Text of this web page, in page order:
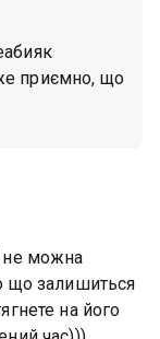
приємно, що
не можна
що залишиться
на його